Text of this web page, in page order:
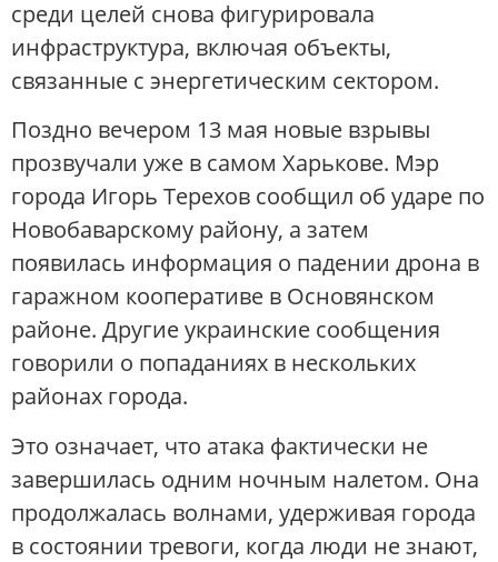
среди целей снова фигурировала
инфраструктура, включая объекты,
связанные с энергетическим сектором.
Поздно вечером 13 мая новые взрывы
прозвучали уже в самом Харькове. Мэр
города Игорь Терехов сообщил об ударе по
Новобаварскому району, а затем
появилась информация о падении дрона в
гаражном кооперативе в Основянском
районе. Другие украинские сообщения
говорили о попаданиях в нескольких
районах города.
Это означает, что атака фактически не
завершилась одним ночным налетом. Она
продолжалась волнами, удерживая города
в состоянии тревоги, когда люди не знают,